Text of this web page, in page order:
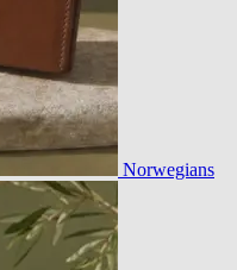
Norwegians